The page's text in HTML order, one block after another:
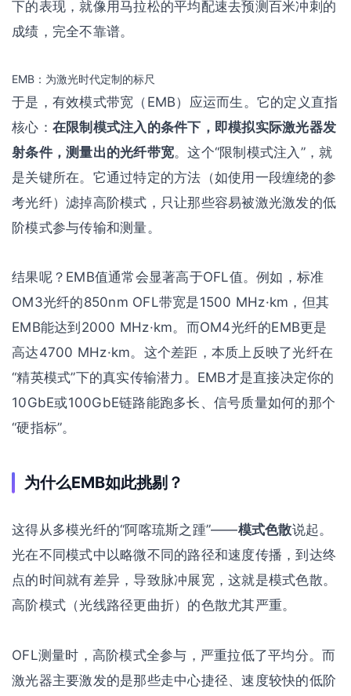
下的表现，就像用马拉松的平均配速去预测百米冲刺的
成绩，完全不靠谱。
EMB：为激光时代定制的标尺
于是，有效模式带宽（EMB）应运而生。它的定义直指
核心： 在限制模式注入的条件下，即模拟实际激光器发
射条件，测量出的光纤带宽。这个“限制模式注入”，就
是关键所在。它通过特定的方法（如使用一段缠绕的参
考光纤）滤掉高阶模式，只让那些容易被激光激发的低
阶模式参与传输和测量。
结果呢？EMB值通常会显著高于OFL值。例如，标准
OM3光纤的850nm OFL带宽是1500 MHz·km，但其
EMB能达到2000 MHz·km。而OM4光纤的EMB更是
高达4700 MHz·km。这个差距，本质上反映了光纤在
“精英模式”下的真实传输潜力。EMB才是直接决定你的
10GbE或100GbE链路能跑多长、信号质量如何的那个
“硬指标”。
为什么EMB如此挑剔？
这得从多模光纤的“阿喀琉斯之踵”——模式色散说起。
光在不同模式中以略微不同的路径和速度传播，到达终
点的时间就有差异，导致脉冲展宽，这就是模式色散。
高阶模式（光线路径更曲折）的色散尤其严重。
OFL测量时，高阶模式全参与，严重拉低了平均分。而
激光器主要激发的是那些走中心捷径、速度较快的低阶